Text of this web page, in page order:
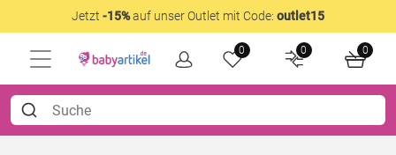
Jetzt -15%auf unser Outlet mit Code: outlet15
0 0 0